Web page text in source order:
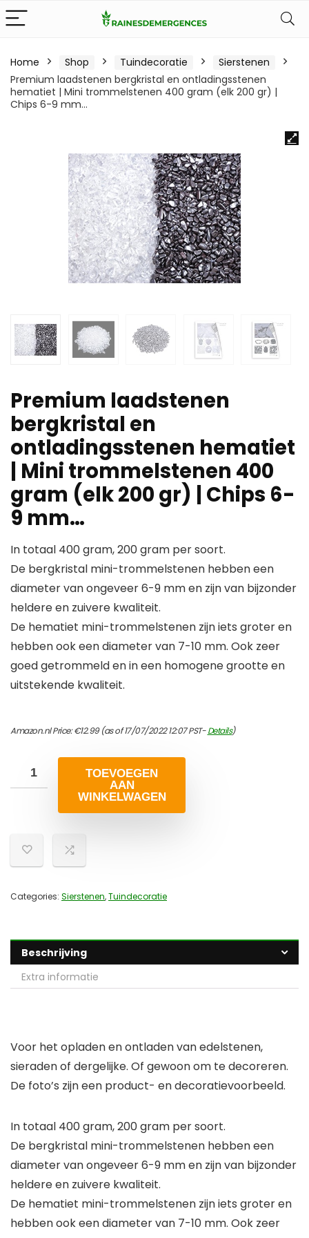
Home Shop Tuindecoratie
Sierstenen
Premium laadstenen bergkristal en ontladingsstenen
hematiet | Mini trommelstenen 400 gram (elk 200 gr) |
Chips 6-9 mm…
Premium laadstenen
bergkristal en
ontladingsstenen hematiet
| Mini trommelstenen 400
gram (elk 200 gr) | Chips 6-
9 mm…
In totaal 400 gram, 200 gram per soort.
De bergkristal mini-trommelstenen hebben een
diameter van ongeveer 6-9 mm en zijn van bijzonder
heldere en zuivere kwaliteit.
De hematiet mini-trommelstenen zijn iets groter en
hebben ook een diameter van 7-10 mm. Ook zeer
goed getrommeld en in een homogene grootte en
uitstekende kwaliteit.
Amazon.nl Price:€12.99(as of 17/07/2022 12:07 PST-Details)
TOEVOEGEN
AAN
WINKELWAGEN
Categories: Sierstenen,Tuindecoratie
Beschrijving
Extra informatie
Voor het opladen en ontladen van edelstenen,
sieraden of dergelijke. Of gewoon om te decoreren.
De foto’s zijn een product- en decoratievoorbeeld.
In totaal 400 gram, 200 gram per soort.
De bergkristal mini-trommelstenen hebben een
diameter van ongeveer 6-9 mm en zijn van bijzonder
heldere en zuivere kwaliteit.
De hematiet mini-trommelstenen zijn iets groter en
hebben ook een diameter van 7-10 mm. Ook zeer